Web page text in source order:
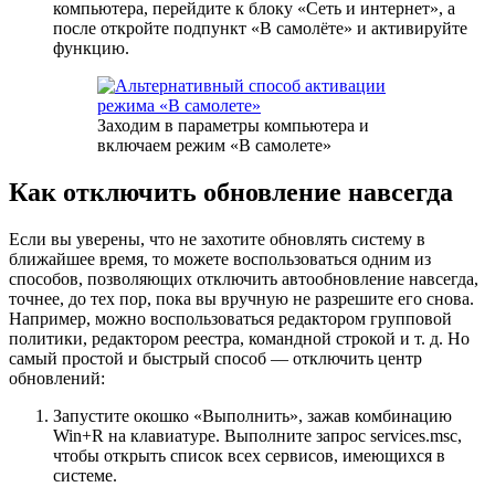
компьютера, перейдите к блоку «Сеть и интернет», а
после откройте подпункт «В самолёте» и активируйте
функцию.
Заходим в параметры компьютера и
включаем режим «В самолете»
Как отключить обновление навсегда
Если вы уверены, что не захотите обновлять систему в
ближайшее время, то можете воспользоваться одним из
способов, позволяющих отключить автообновление навсегда,
точнее, до тех пор, пока вы вручную не разрешите его снова.
Например, можно воспользоваться редактором групповой
политики, редактором реестра, командной строкой и т. д. Но
самый простой и быстрый способ — отключить центр
обновлений:
Запустите окошко «Выполнить», зажав комбинацию
Win+R на клавиатуре. Выполните запрос services.msc,
чтобы открыть список всех сервисов, имеющихся в
системе.